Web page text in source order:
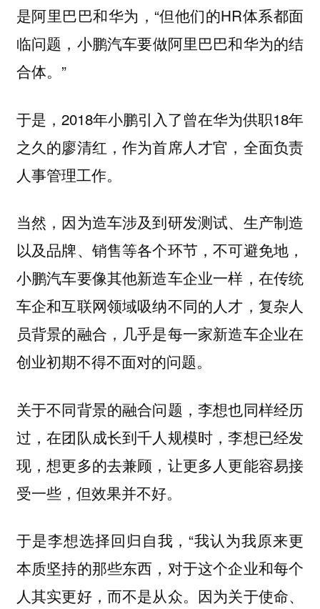
是阿里巴巴和华为，“但他们的HR体系都面
临问题， 小鹏汽车要做阿里巴巴和华为的结
合体。”
于是，2018年小鹏引入了曾在华为供职18年
之久的廖清红，作为首席人才官，全面负责
人事管理工作。
当然，因为造车涉及到研发测试、生产制造
以及品牌、销售等各个环节，不可避免地，
小鹏汽车要像其他新造车企业一样，在传统
车企和互联网领域吸纳不同的人才，复杂人
员背景的融合，几乎是每一家新造车企业在
创业初期不得不面对的问题。
关于不同背景的融合问题，李想也同样经历
过，在团队成长到千人规模时，李想已经发
现，想更多的去兼顾，让更多人更能容易接
受一些，但效果并不好。
于是李想选择回归自我，“我认为我原来更
本质坚持的那些东西，对于这个企业和每个
人其实更好，而不是从众。因为关于使命、